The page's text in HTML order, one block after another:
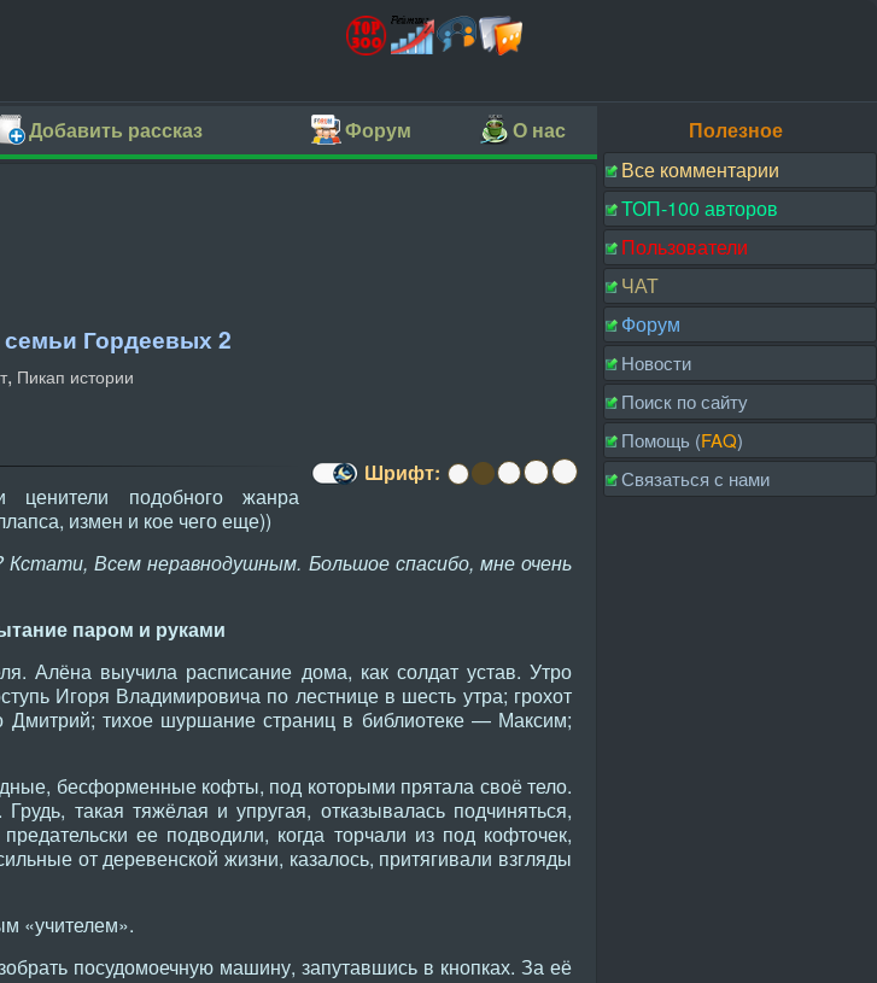
Добавить рассказ Форум О нас
Гордеевых 2
, Пикап истории
Шрифт:
ценители подобного жанра
измен и кое чего еще))
Всем неравнодушным. Большое спасибо, мне очень
паром и руками
Алёна выучила расписание дома, как солдат устав. Утро
Игоря Владимировича по лестнице в шесть утра; грохот
Дмитрий; тихое шуршание страниц в библиотеке — Максим;
бесформенные кофты, под которыми прятала своё тело.
такая тяжёлая и упругая, отказывалась подчиняться,
ее подводили, когда торчали из под кофточек,
от деревенской жизни, казалось, притягивали взгляды
«учителем».
посудомоечную машину, запутавшись в кнопках. За её
Полезное
Все комментарии
ТОП-100 авторов
Пользователи
ЧАТ
Форум
Новости
Поиск по сайту
Помощь (FAQ)
Связаться с нами